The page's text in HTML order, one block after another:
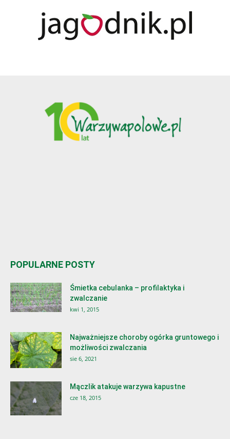
POPULARNE POSTY
Śmietka cebulanka – profilaktyka i
zwalczanie
kwi 1, 2015
Najważniejsze choroby ogórka gruntowego i
możliwości zwalczania
sie 6, 2021
Mączlik atakuje warzywa kapustne
cze 18, 2015